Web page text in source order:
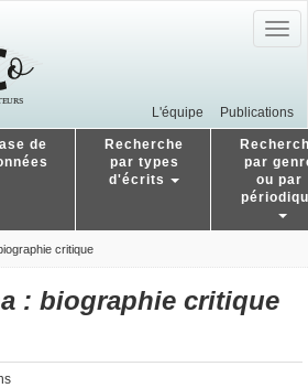
L'équipe Publications
de
Recherche
par types
d'écrits
par
ou par
critique
: biographie critique